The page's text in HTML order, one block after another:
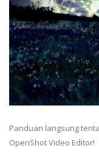
Panduan langsung
OpenShot Video Editor!